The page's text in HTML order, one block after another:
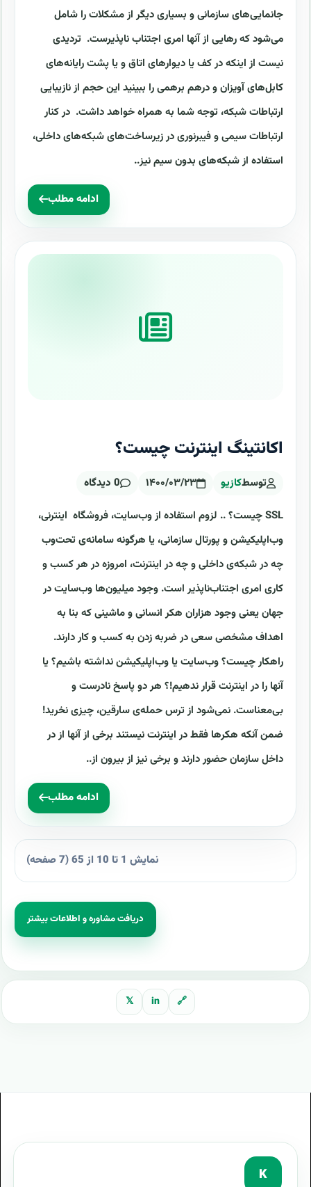
جانمایی‌های سازمانی و بسیاری دیگر از مشکلات را شامل
می‌شود که رهایی از آنها امری اجتناب ناپذیرست. تردیدی
نیست از اینکه در کف یا دیوارهای اتاق و یا پشت رایانه‌های
کابل‌های آویزان و درهم برهمی را ببینید این حجم از نازیبایی
ارتباطات شبکه، توجه شما به همراه خواهد داشت. در کنار
ارتباطات سیمی و فیبرنوری در زیرساخت‌های شبکه‌های داخلی،
استفاده از شبکه‌های بدون سیم نیز..
ادامه مطلب
اکانتینگ اینترنت چیست؟
توسطکازیو ۱۴۰۰/۰۳/۲۳ 0 دیدگاه
SSL چیست؟ .. لزوم استفاده از وب‌سایت، فروشگاه اینترنی،
وب‌اپلیکیشن و پورتال سازمانی، یا هرگونه سامانه‌ی تحت‌وب
چه در شبکه‌ی داخلی و چه در اینترنت، امروزه در هر کسب و
کاری امری اجتناب‌ناپذیر است. وجود میلیون‌ها وب‌سایت در
جهان یعنی وجود هزاران هکر انسانی و ماشینی که بنا به
اهداف مشخصی سعی در ضربه زدن به کسب و کار دارند.
راهکار چیست؟ وب‌سایت یا وب‌اپلیکیشن نداشته باشیم؟ یا
آنها را در اینترنت قرار ندهیم!؟ هر دو پاسخ نادرست و
بی‌معناست. نمی‌شود از ترس حمله‌ی سارقین، چیزی نخرید!
ضمن آنکه هکرها فقط در اینترنت نیستند برخی از آنها از در
داخل سازمان حضور دارند و برخی نیز از بیرون از..
ادامه مطلب
نمایش 1 تا 10 از 65 (7 صفحه)
دریافت مشاوره و اطلاعات بیشتر
🔗
in
𝕏
K